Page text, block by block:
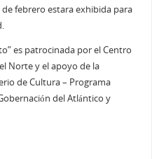
febrero estara exhibida para
es patrocinada por el Centro
Norte y el apoyo de la
de Cultura – Programa
del Atlántico y